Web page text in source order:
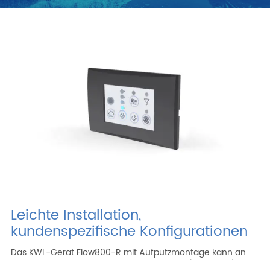
Leichte Installation,
kundenspezifische Konfigurationen
Das KWL-Gerät Flow800-R mit Aufputzmontage kann an